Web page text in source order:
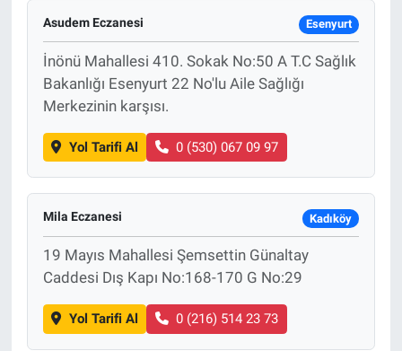
Asudem Eczanesi Esenyurt
İnönü Mahallesi 410. Sokak No:50 A T.C Sağlık
Bakanlığı Esenyurt 22 No'lu Aile Sağlığı
Merkezinin karşısı.
Yol Tarifi Al 0 (530) 067 09 97
Mila Eczanesi Kadıköy
19 Mayıs Mahallesi Şemsettin Günaltay
Caddesi Dış Kapı No:168-170 G No:29
Yol Tarifi Al 0 (216) 514 23 73